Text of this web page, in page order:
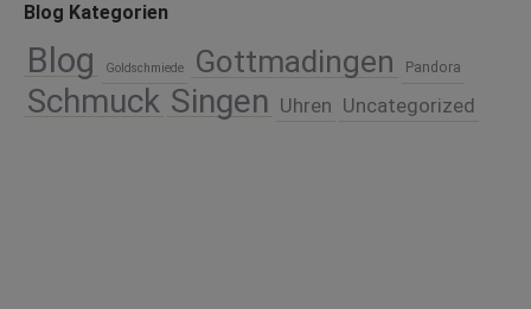
Blog Kategorien
Blog Goldschmiede Gottmadingen Pandora
Schmuck Singen Uhren Uncategorized